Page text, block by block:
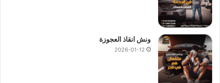
ونش انقاذ العجوزة
2026-01-12